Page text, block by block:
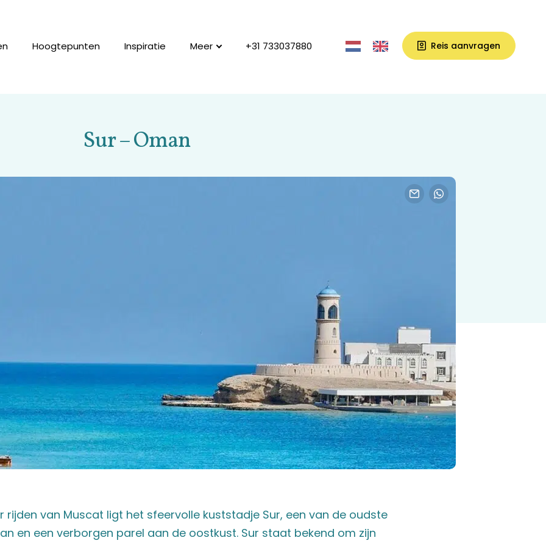
Hoogtepunten Inspiratie Meer +31 733037880 Reis aanvragen
Sur – Oman
rijden van Muscat ligt het sfeervolle kuststadje Sur, een van de oudste
en een verborgen parel aan de oostkust. Sur staat bekend om zijn